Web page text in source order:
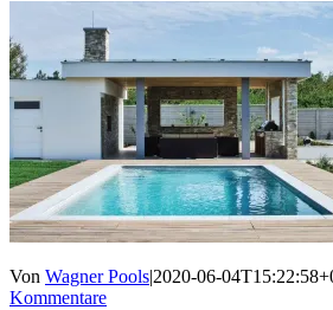
Von Wagner Pools|2020-06-
Kommentare